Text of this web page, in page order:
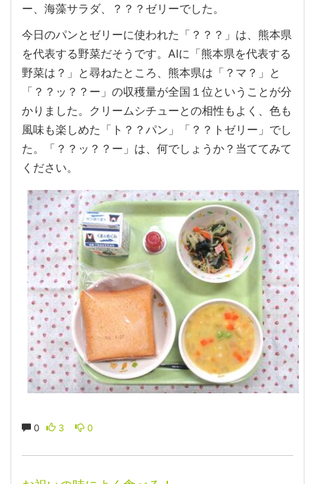
ー、海藻サラダ、？？？ゼリーでした。
今日のパンとゼリーに使われた「？？？」は、熊本県
を代表する野菜だそうです。AIに「熊本県を代表する
野菜は？」と尋ねたところ、熊本県は「？マ？」と
「？？ッ？？ー」の収穫量が全国１位ということが分
かりました。クリームシチューとの相性もよく、色も
風味も楽しめた「ト？？パン」「？？トゼリー」でし
た。「？？ッ？？ー」は、何でしょうか？当ててみて
ください。
0 3 0